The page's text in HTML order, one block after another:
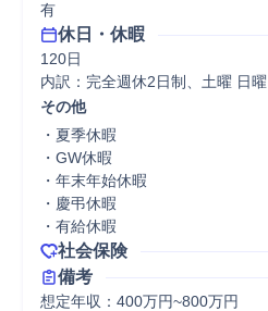
有
休日・休暇
120日
内訳：完全週休2日制、土曜 日
その他
・夏季休暇
・GW休暇
・年末年始休暇
・慶弔休暇
・有給休暇
社会保険
備考
想定年収：400万円~800万円